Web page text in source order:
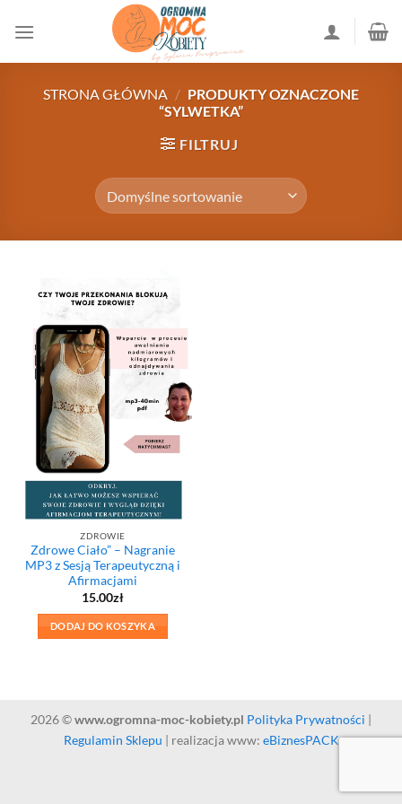
STRONA GŁÓWNA / PRODUKTY OZNACZONE
“SYLWETKA”
FILTRUJ
ZDROWIE
Zdrowe Ciało” – Nagranie
MP3 z Sesją Terapeutyczną i
Afirmacjami
15.00zł
DODAJ DO KOSZYKA
2026 ©www.ogromna-moc-kobiety.pl Polityka Prywatności |
Regulamin Sklepu | realizacja www: eBiznesPACK